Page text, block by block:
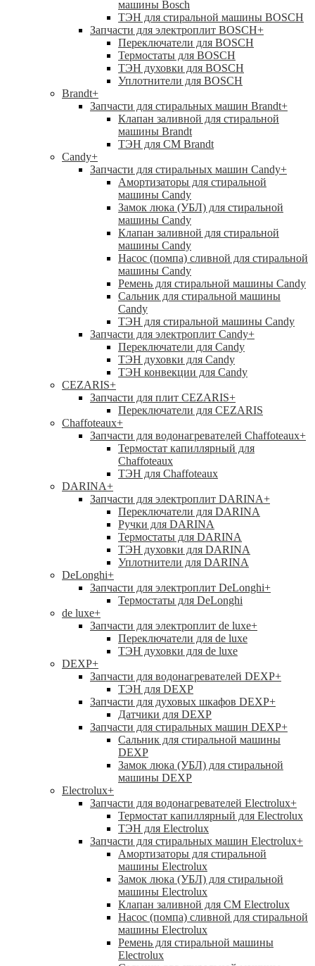
машины Bosch
ТЭН для стиральной машины BOSCH
Запчасти для электроплит BOSCH+
Переключатели для BOSCH
Термостаты для BOSCH
ТЭН духовки для BOSCH
Уплотнители для BOSCH
Brandt+
Запчасти для стиральных машин Brandt+
Клапан заливной для стиральной
машины Brandt
ТЭН для СМ Brandt
Candy+
Запчасти для стиральных машин Candy+
Амортизаторы для стиральной
машины Candy
Замок люка (УБЛ) для стиральной
машины Candy
Клапан заливной для стиральной
машины Candy
Насос (помпа) сливной для стиральной
машины Candy
Ремень для стиральной машины Candy
Сальник для стиральной машины
Candy
ТЭН для стиральной машины Candy
Запчасти для электроплит Candy+
Переключатели для Candy
ТЭН духовки для Candy
ТЭН конвекции для Candy
CEZARIS+
Запчасти для плит CEZARIS+
Переключатели для CEZARIS
Chaffoteaux+
Запчасти для водонагревателей Chaffoteaux+
Термостат капиллярный для
Chaffoteaux
ТЭН для Chaffoteaux
DARINA+
Запчасти для электроплит DARINA+
Переключатели для DARINA
Ручки для DARINA
Термостаты для DARINA
ТЭН духовки для DARINA
Уплотнители для DARINA
DeLonghi+
Запчасти для электроплит DeLonghi+
Термостаты для DeLonghi
de luxe+
Запчасти для электроплит de luxe+
Переключатели для de luxe
ТЭН духовки для de luxe
DEXP+
Запчасти для водонагревателей DEXP+
ТЭН для DEXP
Запчасти для духовых шкафов DEXP+
Датчики для DEXP
Запчасти для стиральных машин DEXP+
Сальник для стиральной машины
DEXP
Замок люка (УБЛ) для стиральной
машины DEXP
Electrolux+
Запчасти для водонагревателей Electrolux+
Термостат капиллярный для Electrolux
ТЭН для Electrolux
Запчасти для стиральных машин Electrolux+
Амортизаторы для стиральной
машины Electrolux
Замок люка (УБЛ) для стиральной
машины Electrolux
Клапан заливной для СМ Electrolux
Насос (помпа) сливной для стиральной
машины Electrolux
Ремень для стиральной машины
Electrolux